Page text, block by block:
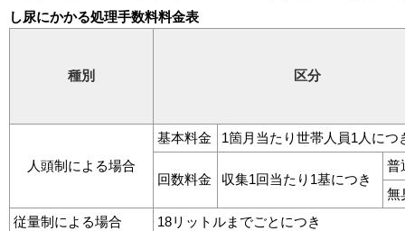
し尿にかかる処理手数料料金表
種別 区分
人頭制による場合
基本料金 1箇月当たり世帯人員1人につ
回数料金 収集1回当たり1基につき
普
無
従量制による場合
18リットルまでごとにつき